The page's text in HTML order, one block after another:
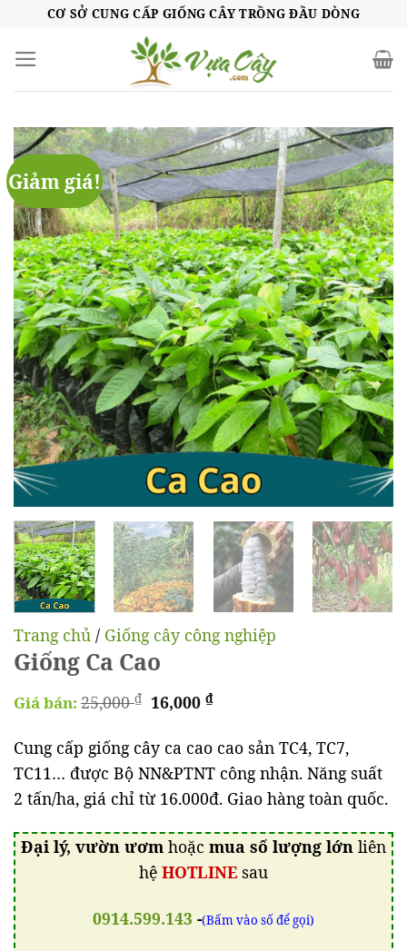
content
CƠ SỞ CUNG CẤP GIỐNG CÂY TRỒNG ĐẦU DÒNG
Giảm giá!
Trang chủ / Giống cây công nghiệp
Giống Ca Cao
Giá bán: 25,000₫ Giá
là:
25,000 ₫.
16,000₫Giá
tại
là:
16,000 ₫.
Cung cấp giống cây ca cao cao sản TC4, TC7,
TC11… được Bộ NN&PTNT công nhận. Năng suất
2 tấn/ha, giá chỉ từ 16.000đ. Giao hàng toàn quốc.
Đại lý, vườn ươm hoặc mua số lượng lớn liên
hệ HOTLINE sau
0914.599.143 -(Bấm vào số để gọi)